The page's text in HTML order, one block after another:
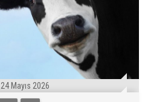
24 Mayıs 2026